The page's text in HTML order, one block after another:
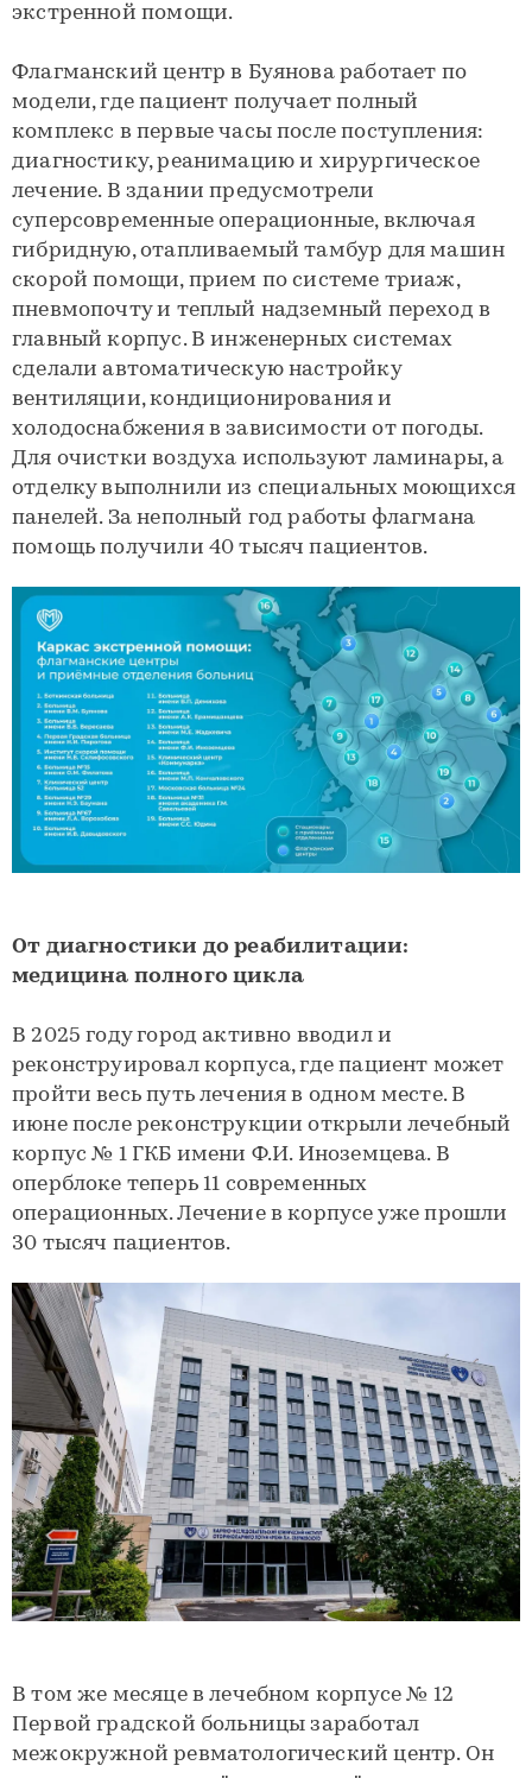
экстренной помощи.
Флагманский центр в Буянова работает по
модели, где пациент получает полный
комплекс в первые часы после поступления:
диагностику, реанимацию и хирургическое
лечение. В здании предусмотрели
суперсовременные операционные, включая
гибридную, отапливаемый тамбур для машин
скорой помощи, прием по системе триаж,
пневмопочту и теплый надземный переход в
главный корпус. В инженерных системах
сделали автоматическую настройку
вентиляции, кондиционирования и
холодоснабжения в зависимости от погоды.
Для очистки воздуха используют ламинары, а
отделку выполнили из специальных моющихся
панелей. За неполный год работы флагмана
помощь получили 40 тысяч пациентов.
От диагностики до реабилитации:
медицина полного цикла
В 2025 году город активно вводил и
реконструировал корпуса, где пациент может
пройти весь путь лечения в одном месте. В
июне после реконструкции открыли лечебный
корпус № 1 ГКБ имени Ф.И. Иноземцева. В
оперблоке теперь 11 современных
операционных. Лечение в корпусе уже прошли
30 тысяч пациентов.
В том же месяце в лечебном корпусе № 12
Первой градской больницы заработал
межокружной ревматологический центр. Он